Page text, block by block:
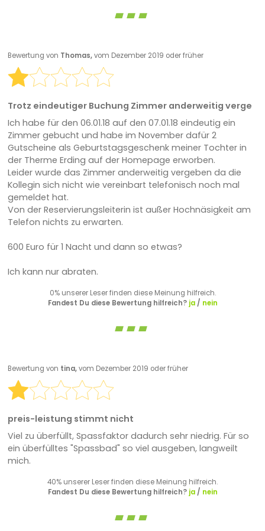
Bewertung von Thomas,vom Dezember 2019 oder früher
Trotz eindeutiger Buchung Zimmer anderweitig verge
Ich habe für den 06.01.18 auf den 07.01.18 eindeutig ein
Zimmer gebucht und habe im November dafür 2
Gutscheine als Geburtstagsgeschenk meiner Tochter in
der Therme Erding auf der Homepage erworben.
Leider wurde das Zimmer anderweitig vergeben da die
Kollegin sich nicht wie vereinbart telefonisch noch mal
gemeldet hat.
Von der Reservierungsleiterin ist außer Hochnäsigkeit am
Telefon nichts zu erwarten.
600 Euro für 1 Nacht und dann so etwas?
Ich kann nur abraten.
0% unserer Leser finden diese Meinung hilfreich.
Fandest Du diese Bewertung hilfreich? ja/ nein
Bewertung von tina,vom Dezember 2019 oder früher
preis-leistung stimmt nicht
Viel zu überfüllt, Spassfaktor dadurch sehr niedrig. Für so
ein überfülltes "Spassbad" so viel ausgeben, langweilt
mich.
40% unserer Leser finden diese Meinung hilfreich.
Fandest Du diese Bewertung hilfreich? ja/ nein